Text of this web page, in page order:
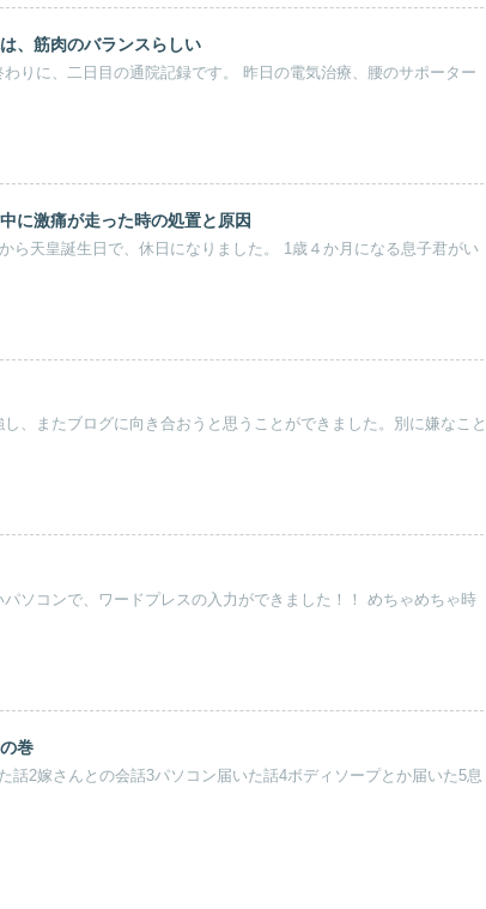
、筋肉のバランスらしい
りに、二日目の通院記録です。 昨日の電気治療、腰のサポーター
に激痛が走った時の処置と原因
ら天皇誕生日で、休日になりました。 1歳４か月になる息子君がい
、またブログに向き合おうと思うことができました。別に嫌なこと
ソコンで、ワードプレスの入力ができました！！ めちゃめちゃ時
巻
話2嫁さんとの会話3パソコン届いた話4ボディソープとか届いた5息